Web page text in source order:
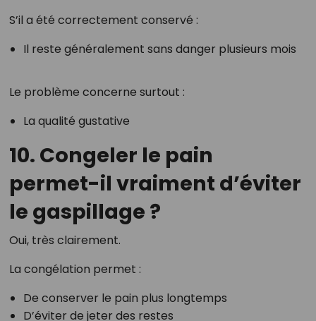
S’il a été correctement conservé :
Il reste généralement sans danger plusieurs mois
Le problème concerne surtout :
La qualité gustative
10. Congeler le pain
permet-il vraiment d’éviter
le gaspillage ?
Oui, très clairement.
La congélation permet :
De conserver le pain plus longtemps
D’éviter de jeter des restes